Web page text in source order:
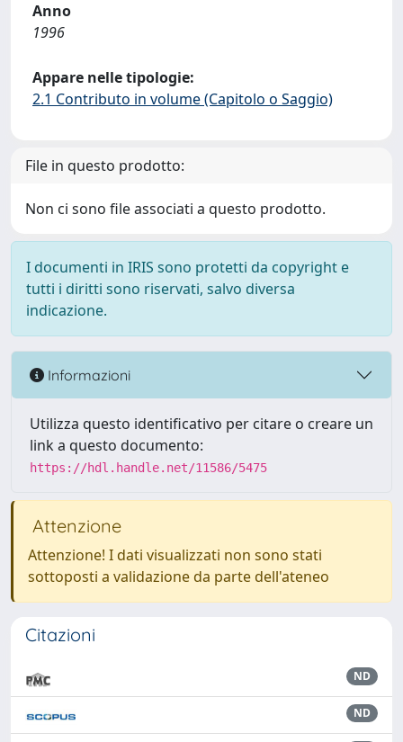
Anno
1996
Appare nelle tipologie:
2.1 Contributo in volume (Capitolo o Saggio)
File in questo prodotto:
Non ci sono file associati a questo prodotto.
I documenti in IRIS sono protetti da copyright e
tutti i diritti sono riservati, salvo diversa
indicazione.
Informazioni
Utilizza questo identificativo per citare o creare un
link a questo documento:
https://hdl.handle.net/11586/5475
Attenzione
Attenzione! I dati visualizzati non sono stati
sottoposti a validazione da parte dell'ateneo
Citazioni
ND
ND